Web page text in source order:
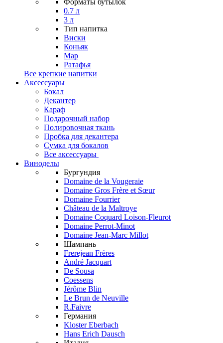
Форматы бутылок
0.7 л
3 л
Тип напитка
Виски
Коньяк
Мар
Ратафья
Все крепкие напитки
Аксессуары
Бокал
Декантер
Караф
Подарочный набор
Полировочная ткань
Пробка для декантера
Сумка для бокалов
Все аксессуары
Виноделы
Бургундия
Domaine de la Vougeraie
Domaine Gros Frère et Sœur
Domaine Fourrier
Château de la Maltroye
Domaine Coquard Loison-Fleurot
Domaine Perrot-Minot
Domaine Jean-Marc Millot
Шампань
Frerejean Frères
André Jacquart
De Sousa
Coessens
Jérôme Blin
Le Brun de Neuville
R.Faivre
Германия
Kloster Eberbach
Hans Erich Dausch